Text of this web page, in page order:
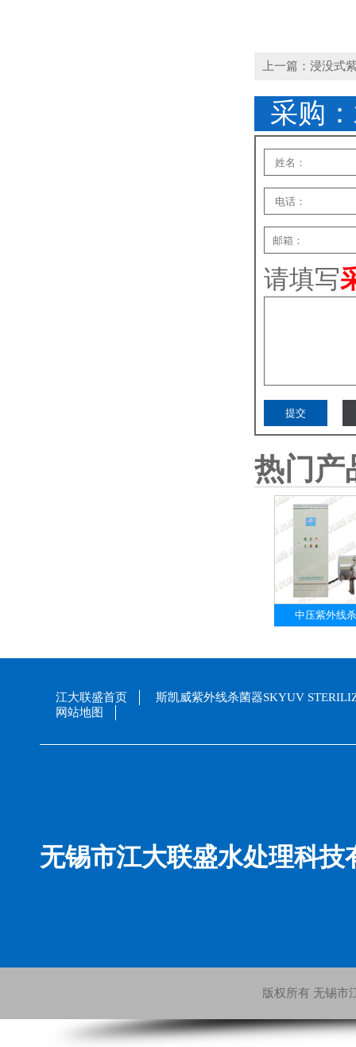
上一篇：浸没式
采购
请填写
热门产
中压紫外线
江大联盛首页
斯凯威紫外线杀菌器SKYUV
网站地图
无锡市江大联盛水处理科技
版权所有 无锡市